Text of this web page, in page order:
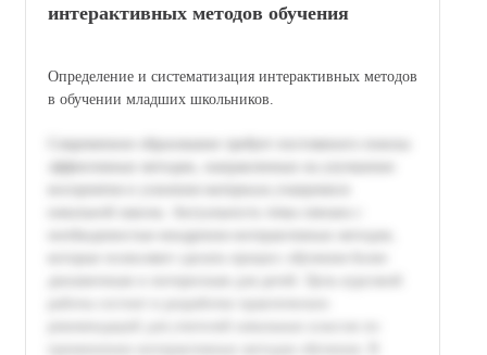
интерактивных методов обучения
Определение и систематизация интерактивных методов
в обучении младших школьников.